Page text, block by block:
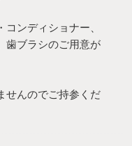
ンディショナー、
歯ブラシのご用意が
せんのでご持参くだ